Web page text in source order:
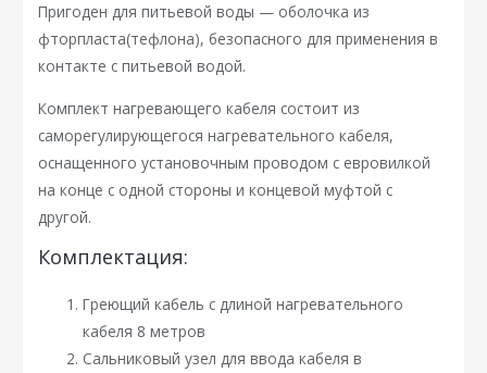
Пригоден для питьевой воды — оболочка из
фторпласта(тефлона), безопасного для применения в
контакте с питьевой водой.
Комплект нагревающего кабеля состоит из
саморегулирующегося нагревательного кабеля,
оснащенного установочным проводом с евровилкой
на конце с одной стороны и концевой муфтой с
другой.
Комплектация:
Греющий кабель с длиной нагревательного
кабеля 8 метров
Сальниковый узел для ввода кабеля в